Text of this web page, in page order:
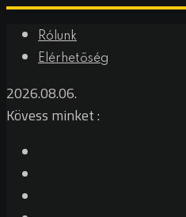
Rólunk
Elérhetőség
2026.08.06.
Kövess minket :